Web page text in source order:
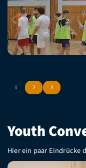
1 2 3
Youth
Hier ein paar Eindrücke